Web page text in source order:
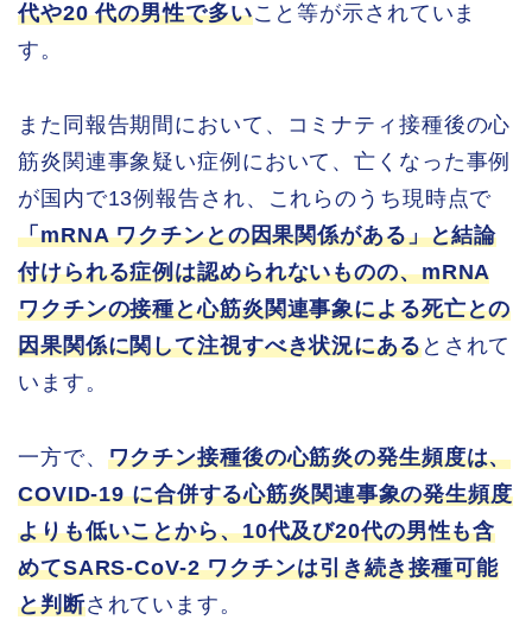
代や20 代の男性で多いこと等が示されていま
す。
また同報告期間において、コミナティ接種後の心
筋炎関連事象疑い症例において、亡くなった事例
が国内で13例報告され、これらのうち現時点で
「mRNA ワクチンとの因果関係がある」と結論
付けられる症例は認められないものの、mRNA
ワクチンの接種と心筋炎関連事象による死亡との
因果関係に関して注視すべき状況にあるとされて
います。
一方で、 ワクチン接種後の心筋炎の発生頻度は、
COVID-19 に合併する心筋炎関連事象の発生頻度
よりも低いことから、10代及び20代の男性も含
めてSARS-CoV-2 ワクチンは引き続き接種可能
と判断されています。